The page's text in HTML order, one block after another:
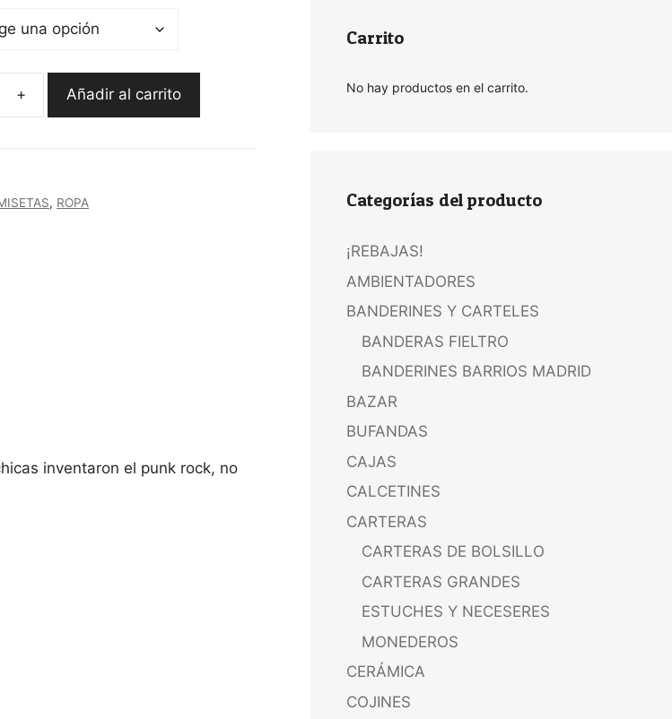
+ Añadir al carrito
, ROPA
inventaron el punk rock, no
Carrito
No hay productos en el carrito.
Categorías del producto
¡REBAJAS!
AMBIENTADORES
BANDERINES Y CARTELES
BANDERAS FIELTRO
BANDERINES BARRIOS MADRID
BAZAR
BUFANDAS
CAJAS
CALCETINES
CARTERAS
CARTERAS DE BOLSILLO
CARTERAS GRANDES
ESTUCHES Y NECESERES
MONEDEROS
CERÁMICA
COJINES